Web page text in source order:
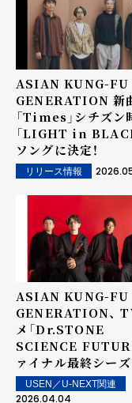
ASIAN KUNG-FU
GENERATION 新曲
「Times」シチズン
「LIGHT in
ソングに決定！
リリース情報
ASIAN KUNG-FU
GENERATION、
メ「Dr.STONE
SCIENCE FUTURE
ァイナル最終シー
クールオープニング
「スキンズ」先行配信
USEN／U-NEXT関連
2026.04.04